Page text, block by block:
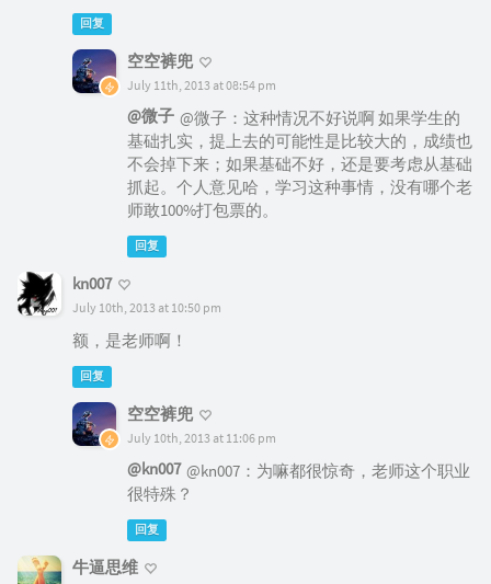
回复
空空裤兜
July 11th, 2013 at 08:54 pm
@微子 @微子：这种情况不好说啊 如果学生的
基础扎实，提上去的可能性是比较大的，成绩也
不会掉下来；如果基础不好，还是要考虑从基础
抓起。个人意见哈，学习这种事情，没有哪个老
师敢100%打包票的。
回复
kn007
July 10th, 2013 at 10:50 pm
额，是老师啊！
回复
空空裤兜
July 10th, 2013 at 11:06 pm
@kn007 @kn007：为嘛都很惊奇，老师这个职业
很特殊？
回复
牛逼思维